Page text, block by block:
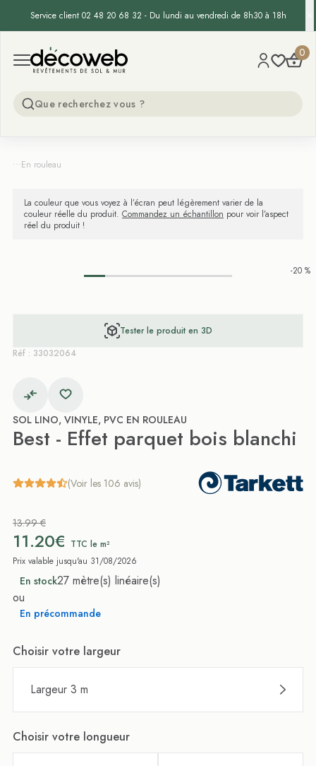
Service client 02 48 20 68 32 - Du lundi au vendredi de 8h30 à 18h
Open menu
Decoweb 0
...En rouleau
La couleur que vous voyez à l’écran peut légèrement varier de la
couleur réelle du produit. Commandez un échantillon pour voir l’aspect
réel du produit !
-20 %
Tester le produit en 3D
Réf : 33032064
SOL LINO, VINYLE, PVC EN ROULEAU
Best - Effet parquet bois blanchi
(Voir les 106 avis)
13.99 €
11.20€ TTC le m²
Prix valable jusqu'au 31/08/2026
En stock27 mètre(s) linéaire(s)
ou
En précommande
Choisir votre largeur
Largeur 3 m
Choisir votre longueur